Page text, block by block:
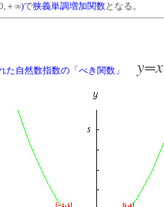
＋∞)で狭義単調増加関数となる。
y=x
た自然数指数の「べき関数」